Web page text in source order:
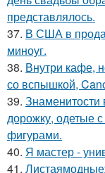
представлялось.
37. В США в
миноуг.
38. Внутри кафе,
со вспышкой,
39. Знаменитости
дорожку, одетые
фигурами.
40. Я мастер -
41.